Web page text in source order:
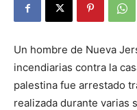
Un hombre de Nueva
incendiarias contra la
palestina fue arrestado
realizada durante varias